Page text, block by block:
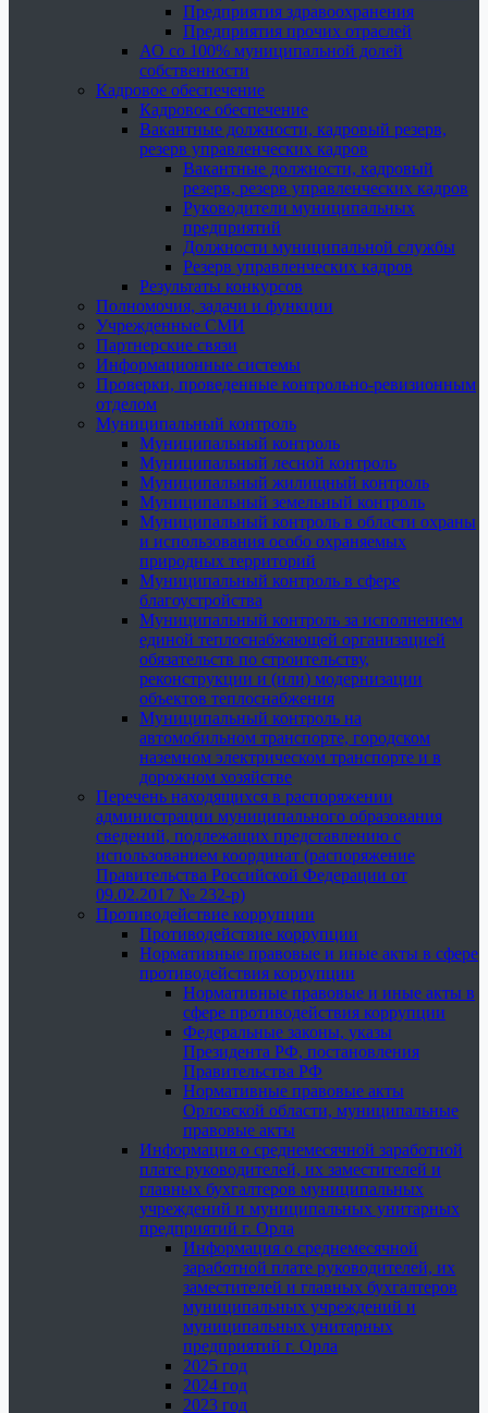
Предприятия здравоохранения
Предприятия прочих отраслей
АО со 100% муниципальной долей
собственности
Кадровое обеспечение
Кадровое обеспечение
Вакантные должности, кадровый резерв,
резерв управленческих кадров
Вакантные должности, кадровый
резерв, резерв управленческих кадров
Руководители муниципальных
предприятий
Должности муниципальной службы
Резерв управленческих кадров
Результаты конкурсов
Полномочия, задачи и функции
Учрежденные СМИ
Партнерские связи
Информационные системы
Проверки, проведенные контрольно-ревизионным
отделом
Муниципальный контроль
Муниципальный контроль
Муниципальный лесной контроль
Муниципальный жилищный контроль
Муниципальный земельный контроль
Муниципальный контроль в области охраны
и использования особо охраняемых
природных территорий
Муниципальный контроль в сфере
благоустройства
Муниципальный контроль за исполнением
единой теплоснабжающей организацией
обязательств по строительству,
реконструкции и (или) модернизации
объектов теплоснабжения
Муниципальный контроль на
автомобильном транспорте, городском
наземном электрическом транспорте и в
дорожном хозяйстве
Перечень находящихся в распоряжении
администрации муниципального образования
сведений, подлежащих представлению с
использованием координат (распоряжение
Правительства Российской Федерации от
09.02.2017 № 232-р)
Противодействие коррупции
Противодействие коррупции
Нормативные правовые и иные акты в сфере
противодействия коррупции
Нормативные правовые и иные акты в
сфере противодействия коррупции
Федеральные законы, указы
Президента РФ, постановления
Правительства РФ
Нормативные правовые акты
Орловской области, муниципальные
правовые акты
Информация о среднемесячной заработной
плате руководителей, их заместителей и
главных бухгалтеров муниципальных
учреждений и муниципальных унитарных
предприятий г. Орла
Информация о среднемесячной
заработной плате руководителей, их
заместителей и главных бухгалтеров
муниципальных учреждений и
муниципальных унитарных
предприятий г. Орла
2025 год
2024 год
2023 год